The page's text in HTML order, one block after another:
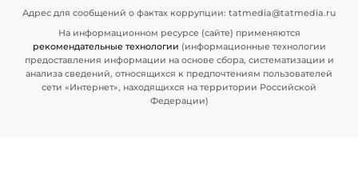
Адрес для сообщений о фактах коррупции: tatmedia@tatmedia.ru
На информационном ресурсе (сайте) применяются
рекомендательные технологии (информационные технологии
предоставления информации на основе сбора, систематизации и
анализа сведений, относящихся к предпочтениям пользователей
сети «Интернет», находящихся на территории Российской
Федерации)